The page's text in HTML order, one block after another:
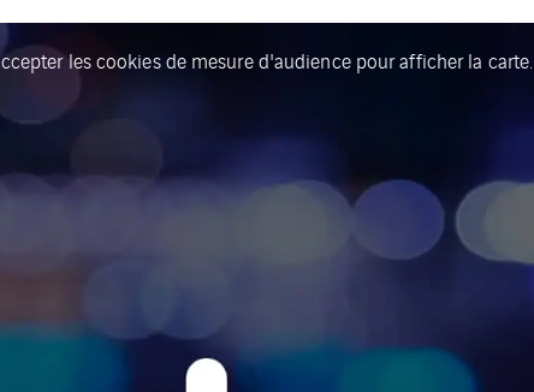
les cookies de mesure d'audience pour afficher la carte.